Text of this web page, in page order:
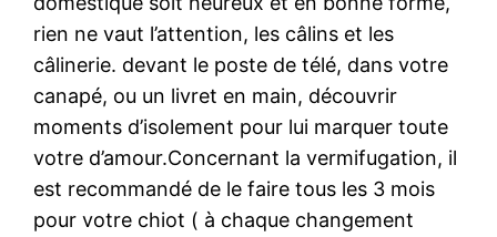
rien ne vaut l’attention, les câlins et les
câlinerie. devant le poste de télé, dans votre
canapé, ou un livret en main, découvrir
moments d’isolement pour lui marquer toute
votre d’amour.Concernant la vermifugation, il
est recommandé de le faire tous les 3 mois
pour votre chiot ( à chaque changement